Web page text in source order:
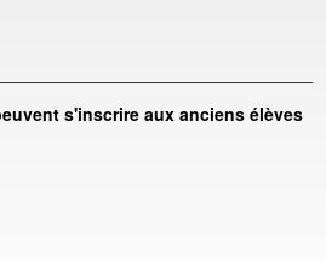
s'inscrire aux anciens élèves